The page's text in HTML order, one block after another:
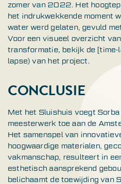
zomer van 2022. Het
het indrukwekkende moment
water werd gelaten, gevuld
Voor een visueel overzicht
transformatie, bekijk de [time-
lapse) van het project.
CONCLUSIE
Met het Sluishuis voegt Sorba
meesterwerk toe aan de
Het samenspel van
hoogwaardige materialen,
vakmanschap, resulteert in
esthetisch aansprekend
belichaamt de toewijding van